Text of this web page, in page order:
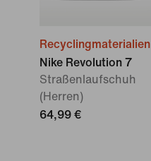
Recyclingmaterialien
Nike Revolution 7
Straßenlaufschuh
(Herren)
64,99 €